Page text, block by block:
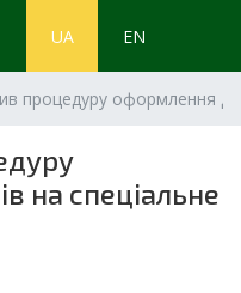
UA EN
процедуру оформлення
на спеціальне